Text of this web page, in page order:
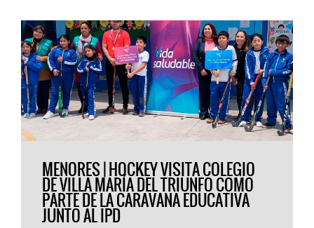
MENORES | HOCKEY VISITA COLEGIO
DE VILLA MARÍA DEL TRIUNFO COMO
PARTE DE LA CARAVANA EDUCATIVA
JUNTO AL IPD